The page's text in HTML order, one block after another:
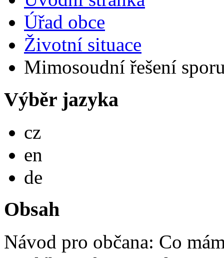
Úřad obce
Životní situace
Mimosoudní řešení
Výběr jazyka
cz
en
de
Obsah
Návod pro občana: Co